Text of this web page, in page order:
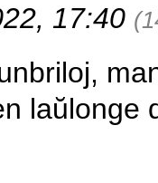
17:40
laŭlonge